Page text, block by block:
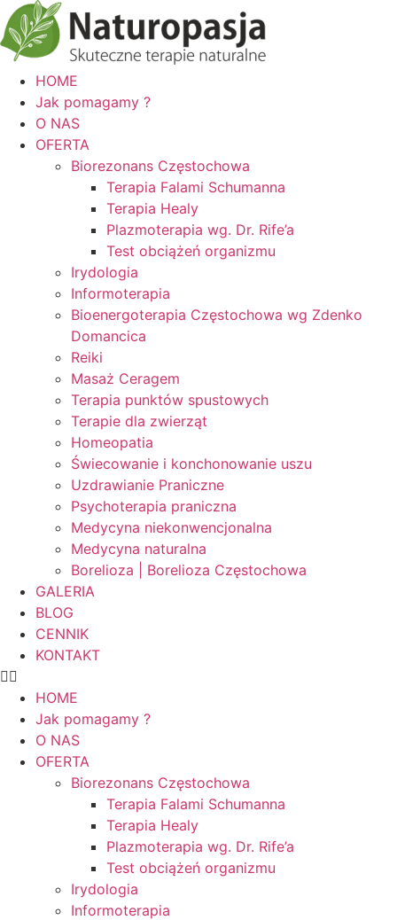
HOME
Jak pomagamy ?
O NAS
OFERTA
Biorezonans Częstochowa
Terapia Falami Schumanna
Terapia Healy
Plazmoterapia wg. Dr. Rife’a
Test obciążeń organizmu
Irydologia
Informoterapia
Bioenergoterapia Częstochowa wg Zdenko
Domancica
Reiki
Masaż Ceragem
Terapia punktów spustowych
Terapie dla zwierząt
Homeopatia
Świecowanie i konchonowanie uszu
Uzdrawianie Praniczne
Psychoterapia praniczna
Medycyna niekonwencjonalna
Medycyna naturalna
Borelioza | Borelioza Częstochowa
GALERIA
BLOG
CENNIK
KONTAKT
HOME
Jak pomagamy ?
O NAS
OFERTA
Biorezonans Częstochowa
Terapia Falami Schumanna
Terapia Healy
Plazmoterapia wg. Dr. Rife’a
Test obciążeń organizmu
Irydologia
Informoterapia